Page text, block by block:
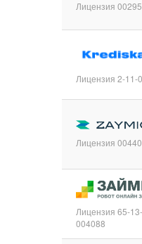
Лицензия
Лицензия 2-11-
Лицензия
Лицензия 65-
004088